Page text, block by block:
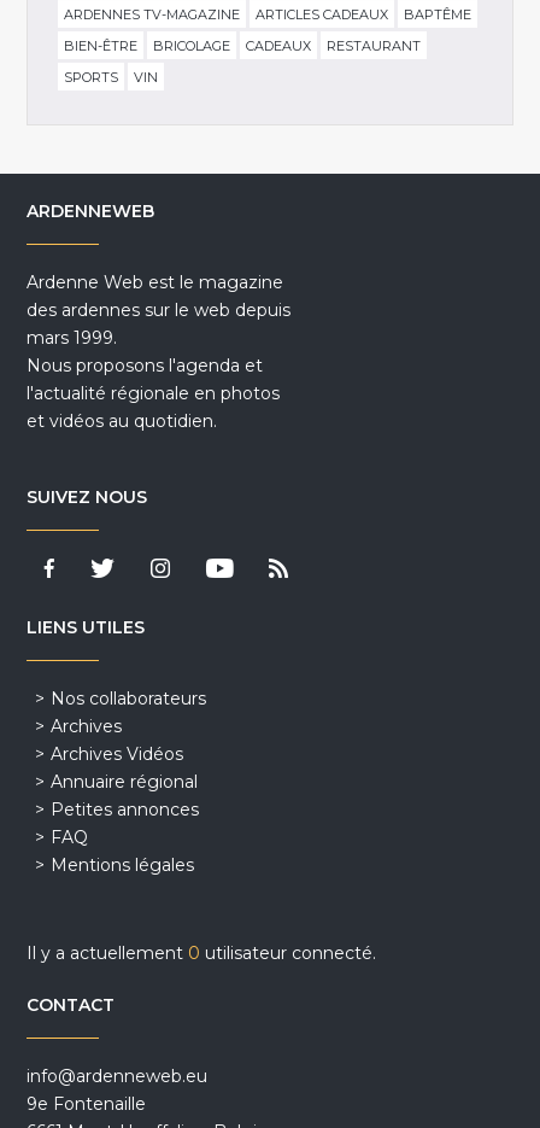
ARDENNES TV-MAGAZINE
ARTICLES CADEAUX
BAPTÊME
BIEN-ÊTRE
BRICOLAGE CADEAUX
RESTAURANT
SPORTS
VIN
ARDENNEWEB
Ardenne Web est le magazine
des ardennes sur le web depuis
mars 1999.
Nous proposons l'agenda et
l'actualité régionale en photos
et vidéos au quotidien.
SUIVEZ NOUS
LIENS UTILES
Nos collaborateurs
Archives
Archives Vidéos
Annuaire régional
Petites annonces
FAQ
Mentions légales
Il y a actuellement 0 utilisateur connecté.
CONTACT
info@ardenneweb.eu
9e Fontenaille